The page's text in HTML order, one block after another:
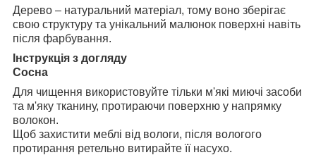
Дерево – натуральний матеріал, тому воно зберігає
свою структуру та унікальний малюнок поверхні навіть
після фарбування.
Інструкція з догляду
Сосна
Для чищення використовуйте тільки м'які миючі засоби
та м'яку тканину, протираючи поверхню у напрямку
волокон.
Щоб захистити меблі від вологи, після вологого
протирання ретельно витирайте її насухо.